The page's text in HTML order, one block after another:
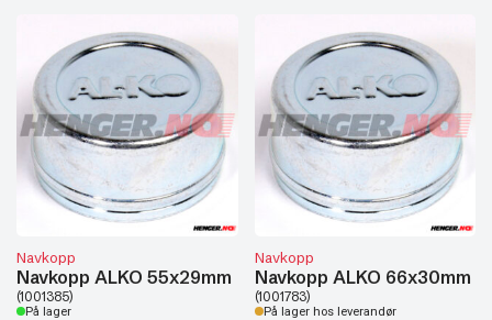
Navkopp
Navkopp ALKO 55x29mm
(1001385)
På lager
Navkopp
Navkopp ALKO 66x30mm
(1001783)
På lager hos leverandør